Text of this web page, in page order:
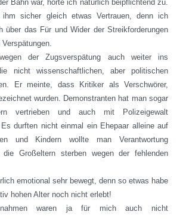
Bahn war, hörte ich natürlich beipflichtend zu.
ihm sicher gleich etwas Vertrauen, denn ich
über das Für und Wider der Streikforderungen
der Zugsverspätung auch weiter ins
nicht wissenschaftlichen, aber politischen
Er meinte, dass Kritiker als Verschwörer,
wurden. Demonstranten hat man sogar
vertrieben und auch mit Polizeigewalt
Es durften nicht einmal ein Ehepaar alleine auf
und Kindern wollte man Verantwortung
die Großeltern sterben wegen der fehlenden
emotional sehr bewegt, denn so etwas habe
hohen Alter noch nicht erlebt!
waren ja für mich auch nicht